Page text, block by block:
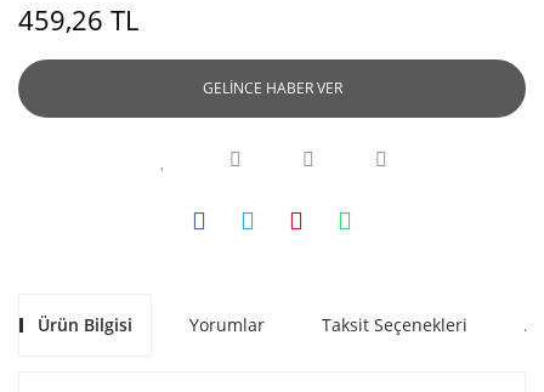
459,26 TL
GELİNCE HABER VER
Ürün Bilgisi Yorumlar Taksit Seçenekleri